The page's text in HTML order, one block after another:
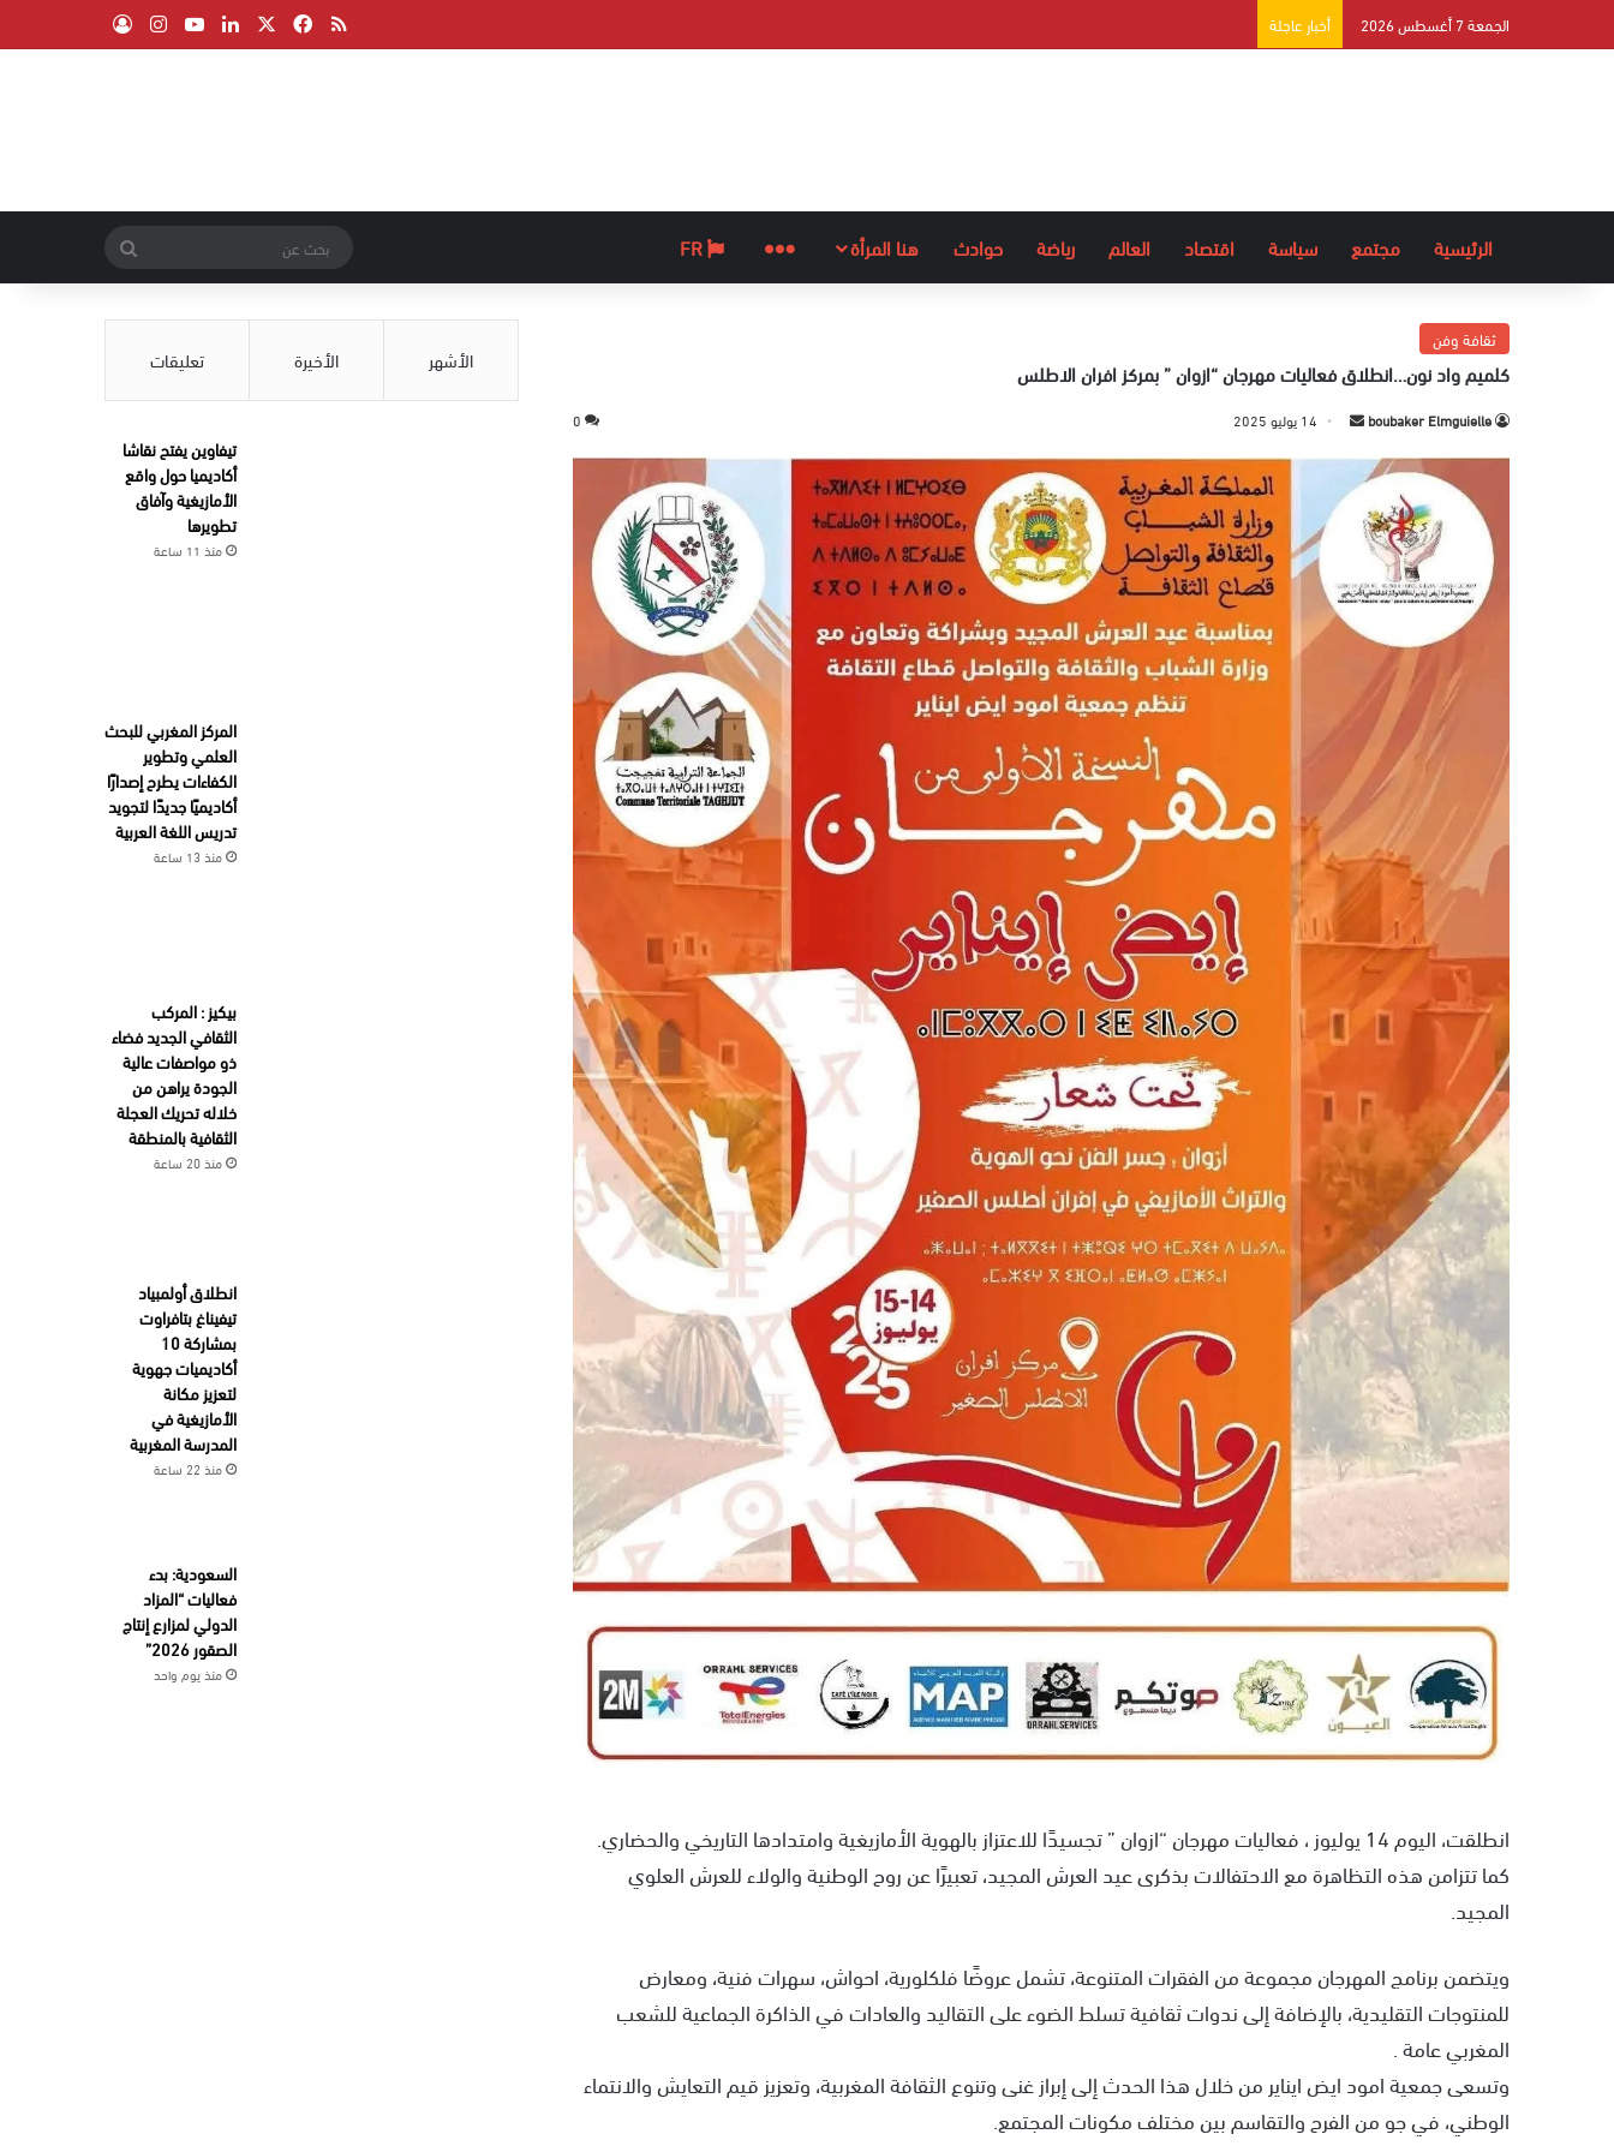
الجمعة 7 أغسطس 2026 أخبار عاجلة ملخص الموقع RSS
فيسبوك لينكدإن ‫YouTube
انستقرام
الرئيسية مجتمع سياسة اقتصاد العالم رياضة حوادث هنا المرأة المزيد
عن
ثقافة وفن
كلميم واد نون…انطلاق فعاليات مهرجان “ازوان ” بمركز افران الاطلس
boubaker Elmguielle
ل
ي
د
و
14 يوليو 2025 0
انطلقت، اليوم 14 يوليوز ، فعاليات مهرجان “ازوان ” تجسيدًا للاعتزاز بالهوية الأمازيغية وامتدادها التاريخي والحضاري.
كما تتزامن هذه التظاهرة مع الاحتفالات بذكرى عيد العرش المجيد، تعبيرًا عن روح الوطنية والولاء للعرش العلوي
المجيد.
ويتضمن برنامج المهرجان مجموعة من الفقرات المتنوعة، تشمل عروضًا فلكلورية، احواش، سهرات فنية، ومعارض
للمنتوجات التقليدية، بالإضافة إلى ندوات ثقافية تسلط الضوء على التقاليد والعادات في الذاكرة الجماعية للشعب
المغربي عامة .
وتسعى جمعية امود ايض ايناير من خلال هذا الحدث إلى إبراز غنى وتنوع الثقافة المغربية، وتعزيز قيم التعايش والانتماء
الوطني، في جو من الفرح والتقاسم بين مختلف مكونات المجتمع.
الأشهر الأخيرة تعليقات
تيفاوين يفتح نقاشا
أكاديميا حول واقع
الأمازيغية وآفاق
تطويرها
منذ 11 ساعة
المركز المغربي للبحث
العلمي وتطوير
الكفاءات يطرح إصدارًا
أكاديميًا جديدًا لتجويد
تدريس اللغة العربية
منذ 13 ساعة
بيكيز : المركب
الثقافي الجديد فضاء
ذو مواصفات عالية
الجودة يراهن من
خلاله تحريك العجلة
الثقافية بالمنطقة
منذ 20 ساعة
انطلاق أولمبياد
تيفيناغ بتافراوت
بمشاركة 10
أكاديميات جهوية
لتعزيز مكانة
الأمازيغية في
المدرسة المغربية
منذ 22 ساعة
السعودية: بدء
فعاليات “المزاد
الدولي لمزارع إنتاج
الصقور 2026”
منذ يوم واحد